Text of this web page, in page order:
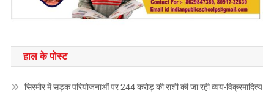
हाल के पोस्ट
सिरमौर में सड़क परियोजनाओं पर 244 करोड़ की राशी की जा रही व्यय-विक्रमादित्य